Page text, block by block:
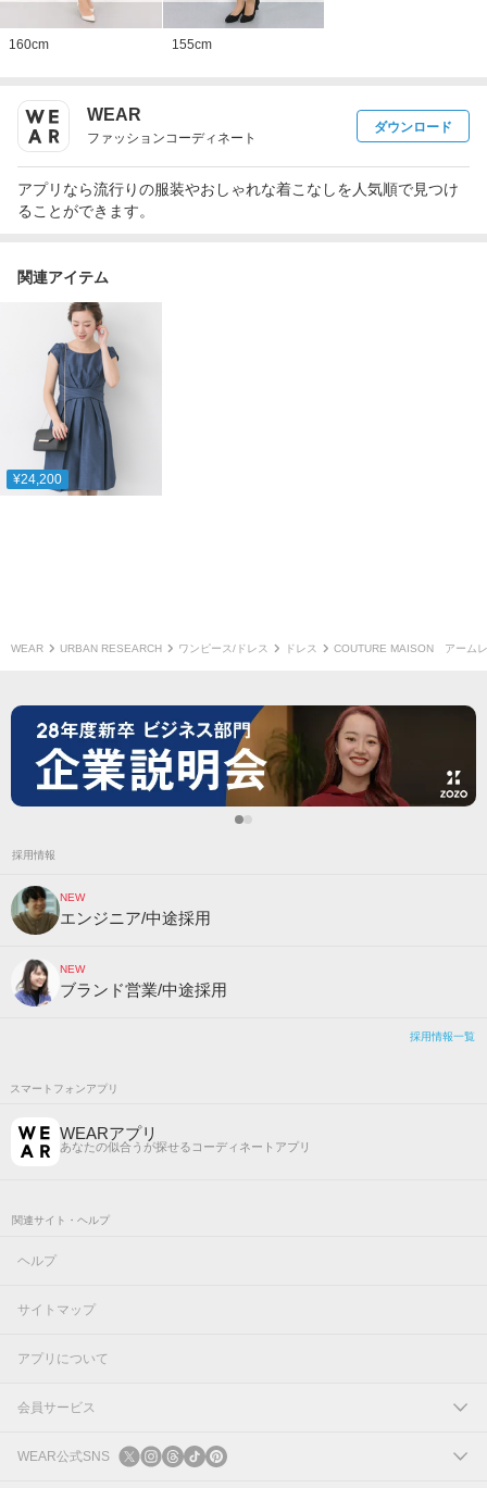
160cm 155cm
WEAR
ファッションコーディネート
ダウンロード
アプリなら流行りの服装やおしゃれな着こなしを人気順で見つけ
ることができます。
関連アイテム
¥24,200
WEAR URBAN RESEARCH ワンピース/ドレス ドレス COUTURE MAISON アーム
採用情報
NEW
エンジニア/中途採用
NEW
ブランド営業/中途採用
採用情報一覧
スマートフォンアプリ
WEARアプリ
あなたの似合うが探せるコーディネートアプリ
関連サイト・ヘルプ
ヘルプ
サイトマップ
アプリについて
会員サービス
ログイン
WEAR公式SNS